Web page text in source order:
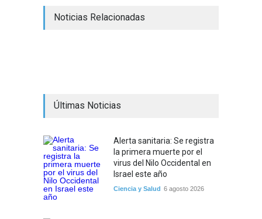
Noticias Relacionadas
Últimas Noticias
Alerta sanitaria: Se registra
la primera muerte por el
virus del Nilo Occidental en
Israel este año
Ciencia y Salud 6 agosto 2026